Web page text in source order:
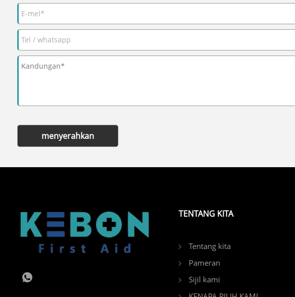
menyerahkan
TENTANG KITA
Tentang kita
Pameran
Sijil kami